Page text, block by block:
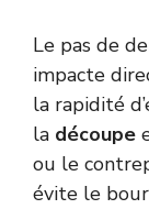
Le pas de
impacte
la rapidité
la découpe
ou le
évite le